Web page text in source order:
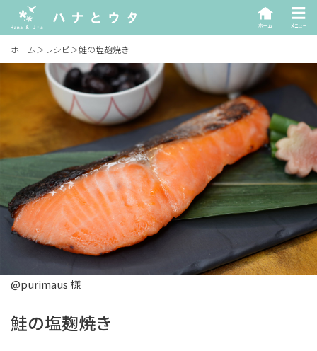
ホーム＞ レシピ＞鮭の塩麹焼き
@purimaus 様
鮭の塩麹焼き